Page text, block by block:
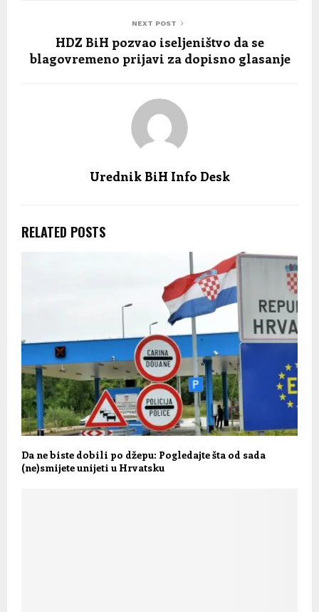
NEXT POST
HDZ BiH pozvao iseljeništvo da se
blagovremeno prijavi za dopisno glasanje
Urednik BiH Info Desk
RELATED POSTS
Da ne biste dobili po džepu: Pogledajte šta od sada
(ne)smijete unijeti u Hrvatsku